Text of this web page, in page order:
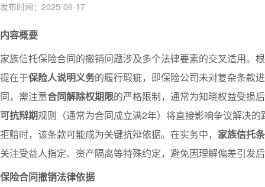
发布时间：2025-06-17
内容概要
家族信托保险合同的撤销问题涉及多个法律要素的交叉适用。
提在于保险人说明义务的履行瑕疵，即保险公司未对复杂条款
同，需注意合同解除权期限的严格限制，通常为知晓权益受损
可抗辩期规则（通常为合同成立满2年）将直接影响争议解决
拒赔时，该条款可能成为关键抗辩依据。在实务中， 家族信托
关注受益人指定、资产隔离等特殊约定，避免因理解偏差引发
保险合同撤销法律依据